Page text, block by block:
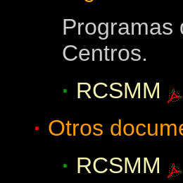
Programas
Centros.
· RCSMM
· Otros
· RCSMM